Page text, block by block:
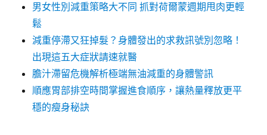
男女性別減重策略大不同 抓對荷爾蒙週期甩肉更輕
鬆
減重停滯又狂掉髮？身體發出的求救訊號別忽略！
出現這五大症狀請速就醫
膽汁滯留危機解析極端無油減重的身體警訊
順應胃部排空時間掌握進食順序，讓熱量釋放更平
穩的瘦身秘訣